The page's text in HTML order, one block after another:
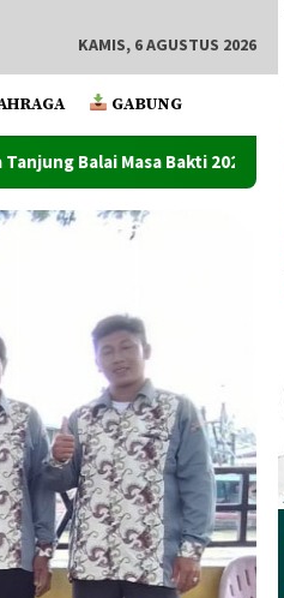
KAMIS, 6 AGUSTUS 2026
GABUNG
2030 Ketum Mapan